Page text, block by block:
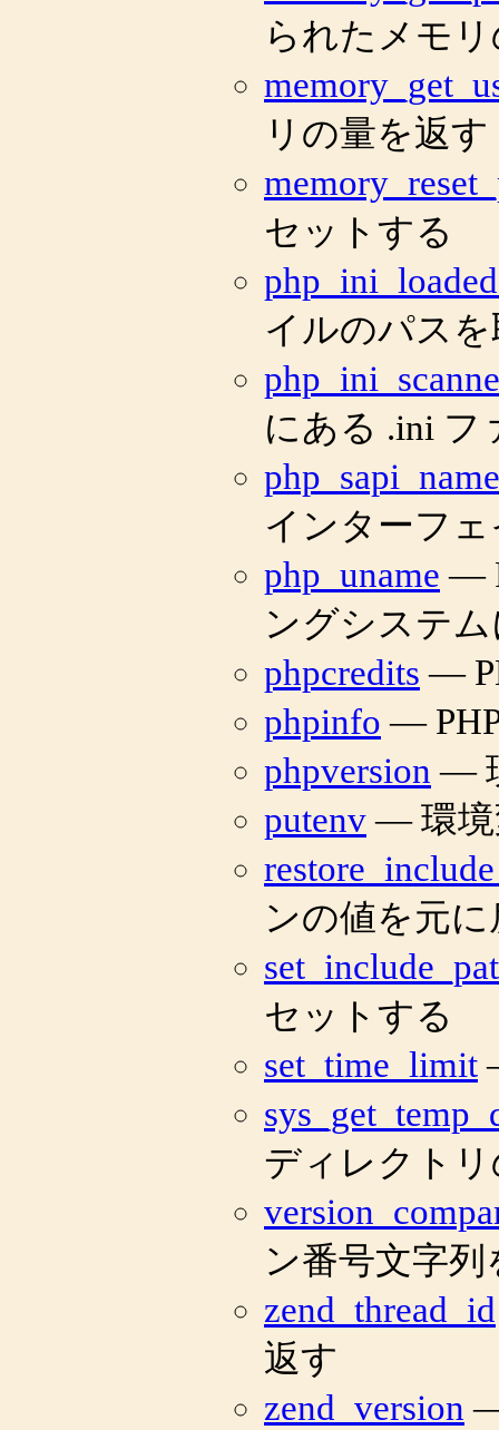
られたメモ
リの量を返す
セットする
イルのパス
にある .ini フ
php_sapi_name
インターフ
php_uname —
ングシステ
phpcredits —
phpinfo —
phpversion —
putenv— 環境
ンの値を元に
セットする
set_time_limit
ディレクト
ン番号文字
zend_thread_id
返す
zend_version